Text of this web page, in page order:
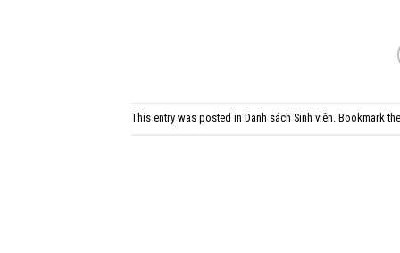
This entry was posted in Danh sách Sinh viên. Bookmark the